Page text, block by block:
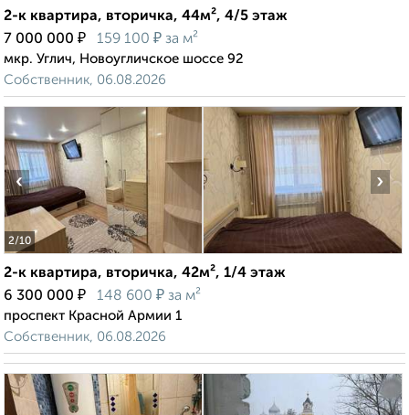
2-к квартира, вторичка, 44м², 4/5 этаж
7 000 000 ₽ 159 100 ₽ за м²
мкр. Углич, Новоугличское шоссе 92
Собственник, 06.08.2026
2/10
‹ ›
2-к квартира, вторичка, 42м², 1/4 этаж
6 300 000 ₽ 148 600 ₽ за м²
проспект Красной Армии 1
Собственник, 06.08.2026